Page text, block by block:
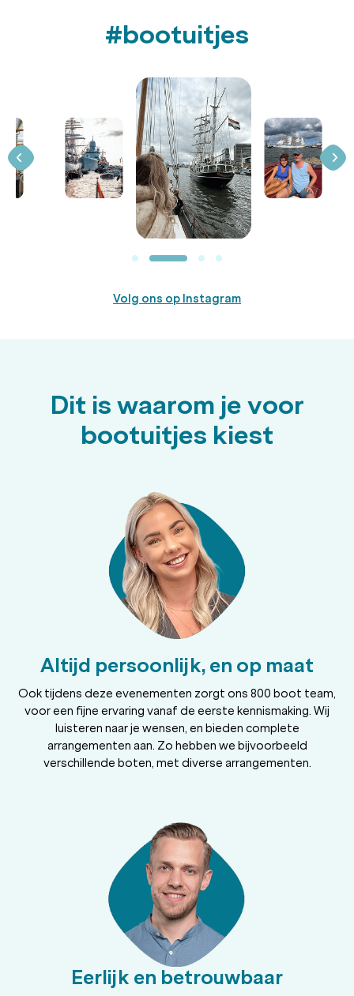
#bootuitjes
Volg ons op Instagram
Dit is waarom je voor
bootuitjes kiest
Altijd persoonlijk, en op maat
Ook tijdens deze evenementen zorgt ons 800 boot team,
voor een fijne ervaring vanaf de eerste kennismaking. Wij
luisteren naar je wensen, en bieden complete
arrangementen aan. Zo hebben we bijvoorbeeld
verschillende boten, met diverse arrangementen.
Eerlijk en betrouwbaar